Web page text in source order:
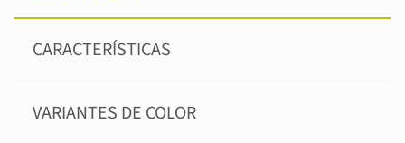
CARACTERÍSTICAS
VARIANTES DE COLOR